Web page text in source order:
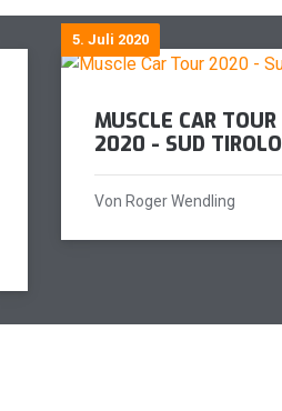
5. Juli 2020
MUSCLE CAR TOUR
2020 - SUD TIROLO
Von Roger Wendling